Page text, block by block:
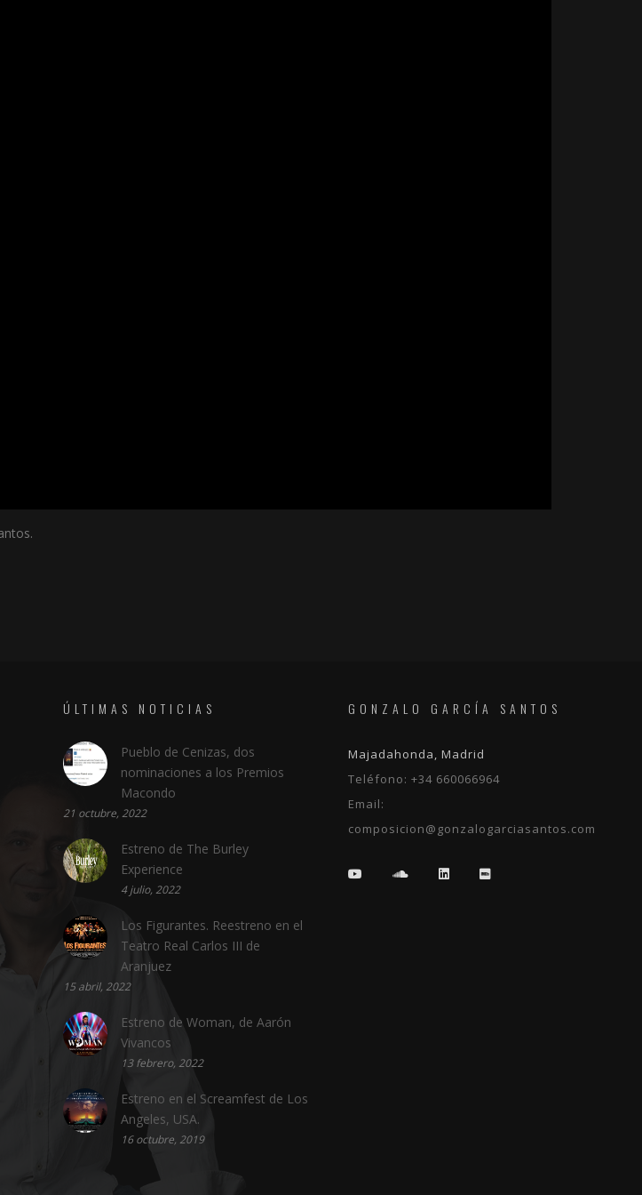
ÚLTIMAS NOTICIAS
Pueblo de Cenizas, dos
nominaciones a los Premios
Macondo
21 octubre, 2022
Estreno de The Burley
Experience
4 julio, 2022
Los Figurantes. Reestreno en el
Teatro Real Carlos III de
Aranjuez
15 abril, 2022
Estreno de Woman, de Aarón
Vivancos
13 febrero, 2022
Estreno en el Screamfest de Los
Angeles, USA.
16 octubre, 2019
GONZALO GARCÍA SANTOS
Majadahonda, Madrid
Teléfono: +34 660066964
Email:
composicion@gonzalogarciasantos.com